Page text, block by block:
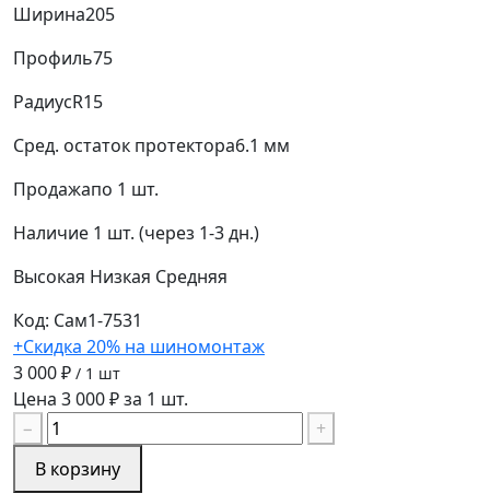
Ширина205
Профиль75
РадиусR15
Сред. остаток протектора6.1 мм
Продажапо 1 шт.
Наличие 1 шт. (через 1-3 дн.)
Высокая Низкая Средняя
Код: Сам1-7531
+Скидка 20% на шиномонтаж
3 000 ₽ / 1 шт
Цена 3 000 ₽ за 1 шт.
−
+
В корзину